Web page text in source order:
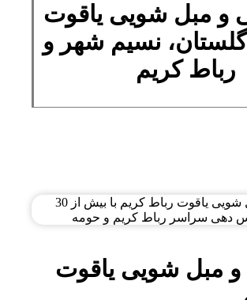
و مبل شویی یاقوت
نسیم شهر و
رباط کریم
و مبل شویی یاقوت